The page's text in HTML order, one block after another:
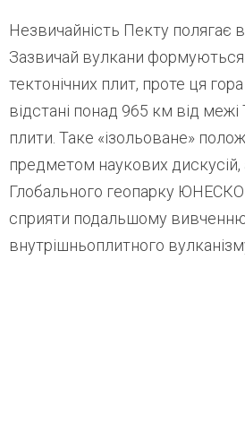
Незвичайність Пекту полягає в
Зазвичай вулкани формуються
тектонічних плит, проте ця
відстані понад 965 км від межі
плити. Таке «ізольоване»
предметом наукових дискусій,
Глобального геопарку
сприяти подальшому
внутрішньоплитного